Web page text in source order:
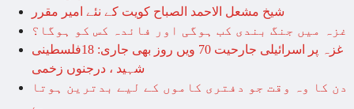
شیخ مشعل الاحمد الصباح کویت کے نئے امیر مقرر
غزہ میں جنگ بندی کب ہوگی اور فائدہ کس کو ہوگا؟
غزہ پر اسرائیلی جارحیت 70 ویں روز بھی جاری: 18فلسطینی
شہید ، درجنوں زخمی
دن کا وہ وقت جو دفتری کاموں کے لیے بدترین ہوتا
ہے